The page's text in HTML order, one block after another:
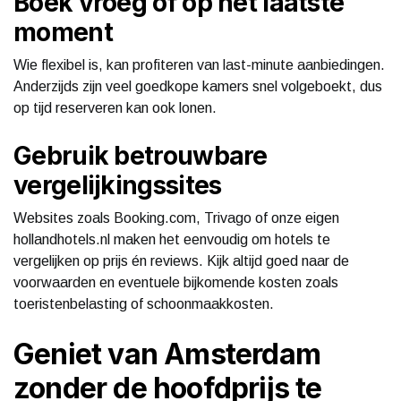
moment
Wie flexibel is, kan profiteren van last-minute aanbiedingen.
Anderzijds zijn veel goedkope kamers snel volgeboekt, dus
op tijd reserveren kan ook lonen.
Gebruik betrouwbare
vergelijkingssites
Websites zoals Booking.com, Trivago of onze eigen
hollandhotels.nl maken het eenvoudig om hotels te
vergelijken op prijs én reviews. Kijk altijd goed naar de
voorwaarden en eventuele bijkomende kosten zoals
toeristenbelasting of schoonmaakkosten.
Geniet van Amsterdam
zonder de hoofdprijs te